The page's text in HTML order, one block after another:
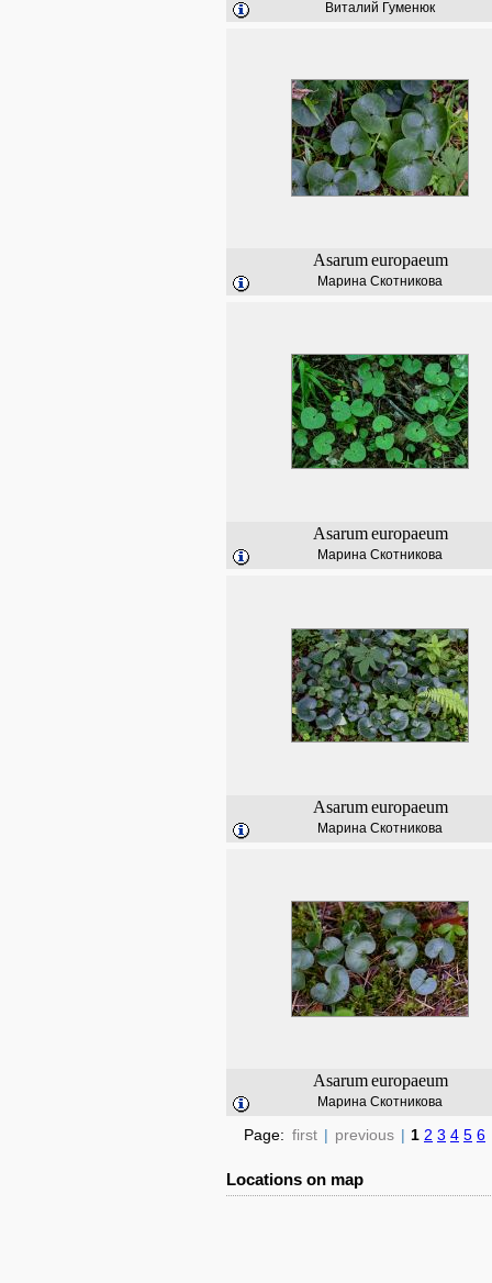
Виталий Гуменюк
Asarum europaeum
Марина Скотникова
Asarum europaeum
Марина Скотникова
Asarum europaeum
Марина Скотникова
Asarum europaeum
Марина Скотникова
Page: first | previous | 1 2 3 4 5 6
Locations on map